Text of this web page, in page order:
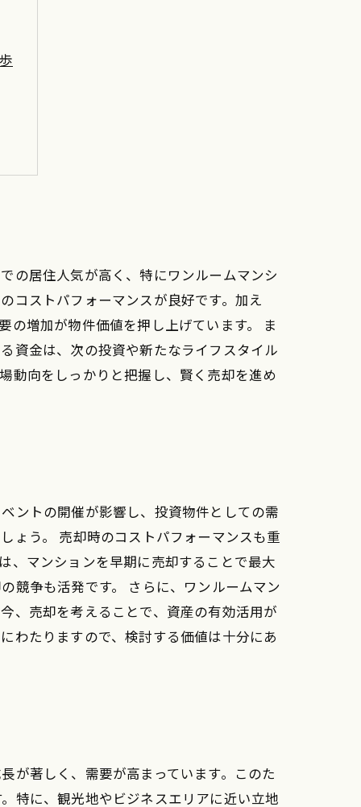
の居住人気が高く、特にワンルームマンシ
コストパフォーマンスが良好です。加え
の増加が物件価値を押し上げています。 ま
資金は、次の投資や新たなライフスタイル
動向をしっかりと把握し、賢く売却を進め
ントの開催が影響し、投資物件としての需
ょう。 売却時のコストパフォーマンスも重
、マンションを早期に売却することで最大
競争も活発です。 さらに、ワンルームマン
、売却を考えることで、資産の有効活用が
わたりますので、検討する価値は十分にあ
が著しく、需要が高まっています。このた
特に、観光地やビジネスエリアに近い立地